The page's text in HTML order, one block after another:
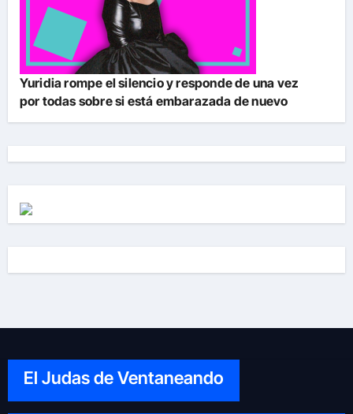
Yuridia rompe el silencio y responde de una vez
por todas sobre si está embarazada de nuevo
El Judas de Ventaneando